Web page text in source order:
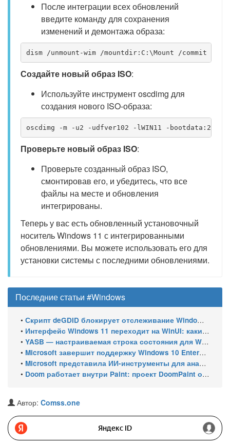
После интеграции всех обновлений
введите команду для сохранения
изменений и демонтажа образа:
dism /unmount-wim /mountdir:C:\Mount /commit
Создайте новый образ ISO:
Используйте инструмент oscdimg для
создания нового ISO-образа:
oscdimg -m -u2 -udfver102 -lWIN11 -
Проверьте новый образ ISO:
Проверьте созданный образ ISO,
смонтировав его, и убедитесь, что все
файлы на месте и обновления
интегрированы.
Теперь у вас есть обновленный установочный
носитель Windows 11 с интегрированными
обновлениями. Вы можете использовать его для
установки системы с последними обновлениями.
Последние статьи #Windows
• Скрипт deGDID блокирует отслеживание Windows по глобальному идентификатору устройства
• Интерфейс Windows 11 переходит на WinUI: какие системные элементы обновит Microsoft
• YASB — настраиваемая строка состояния для Windows с виджетами и поддержкой нескольких мониторов
• Microsoft завершит поддержку Windows 10 Enterprise LTSC 2021 в январе 2027 года. ESU продлят обновления до января 2030 года
• Microsoft представила ИИ-инструменты для анализа производительности Windows: ETW MCP и WPA MCP
• Doom работает внутри Paint: проект DoomPaint от технического директора Microsoft Azure
Автор: Comss.one